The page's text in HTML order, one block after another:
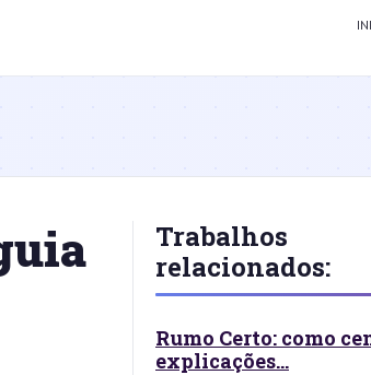
Trabalhos
relacionados:
Rumo Certo: como
explicações...